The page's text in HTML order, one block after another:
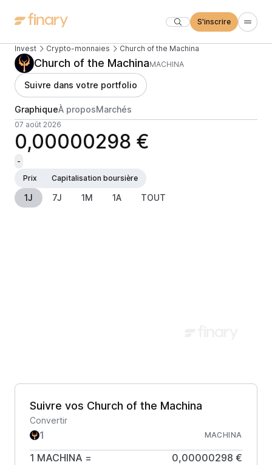
S'inscrire
Invest Crypto-monnaies Church of the Machina
Church of the MachinaMACHINA
Suivre dans votre portfolio
GraphiqueÀ proposMarchés
07 août 2026
0,00000298 €
-
Prix
Capitalisation boursière
1J 7J 1M 1A TOUT
Suivre vos Church of the Machina
Convertir
MACHINA
1 MACHINA = 0,00000298 €